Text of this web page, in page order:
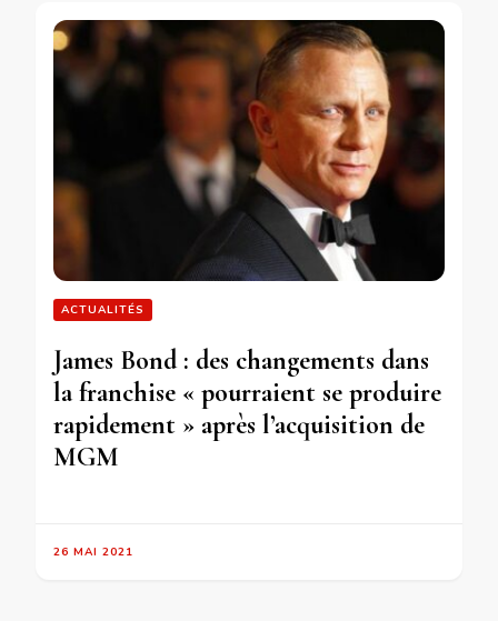
ACTUALITÉS
James Bond : des changements dans
la franchise « pourraient se produire
rapidement » après l’acquisition de
MGM
26 MAI 2021